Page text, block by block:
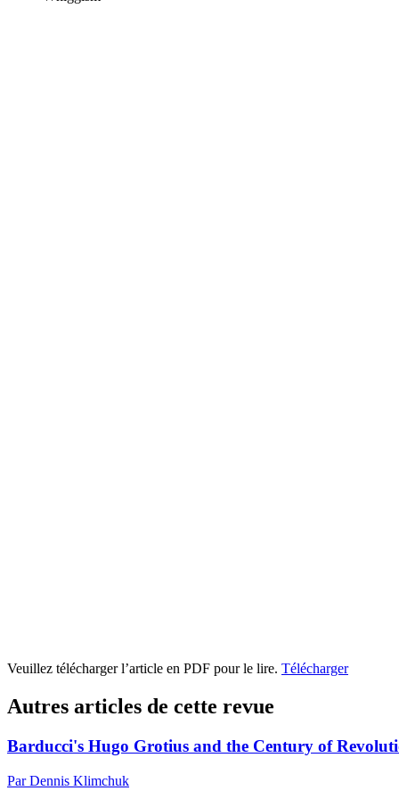
Veuillez télécharger l’article en PDF pour le lire. Télécharger
Autres articles de cette revue
Barducci's Hugo Grotius and the Century of
Par Dennis Klimchuk